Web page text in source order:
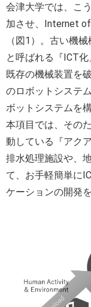
会津大学では、こ
加させ、Internet
（図1）。古い機
と呼ばれる『ICT
既存の機械装置を
のロボットシステ
ボットシステムを
本項目では、その
動している『アク
排水処理施設や、
て、お手軽簡単に
ケーションの開発